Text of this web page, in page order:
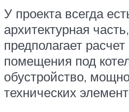
У проекта всегда
архитектурная
предполагает
помещения под
обустройство,
технических